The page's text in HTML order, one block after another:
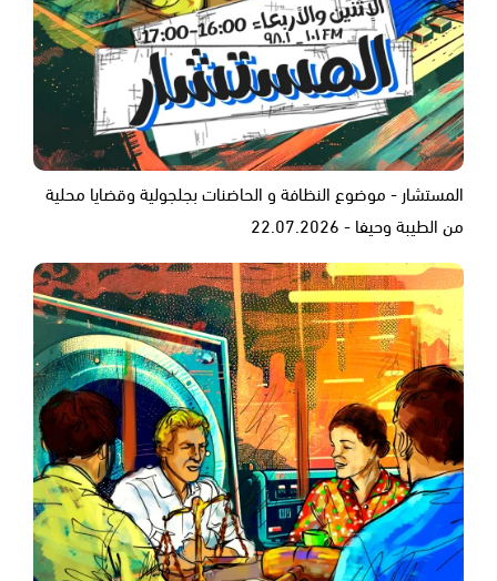
المستشار - موضوع النظافة و الحاضنات بجلجولية وقضايا محلية
من الطيبة وحيفا - 22.07.2026